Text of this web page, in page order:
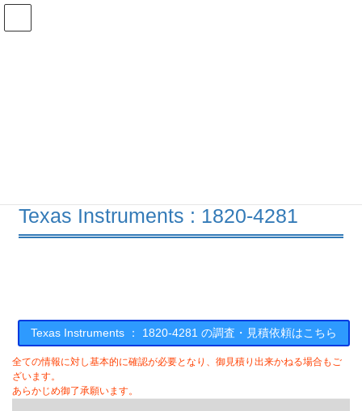
コ
ナ
Texas Instruments : 1820-4281
Texas Instruments ： 1820-4281 の調査・見積依頼はこちら
全ての情報に対し基本的に確認が必要となり、御見積り出来かねる場合もご
ざいます。
あらかじめ御了承願います。